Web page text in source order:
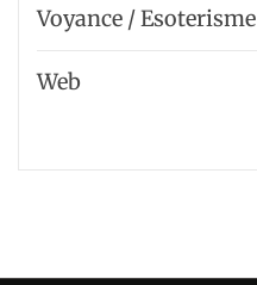
Voyance / Esoterisme
Web